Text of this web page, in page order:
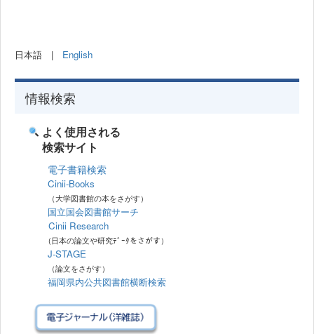
日本語 | English
情報検索
よく使用される
検索サイト
電子書籍検索
Cinii-Books
（大学図書館の本をさがす）
国立国会図書館サーチ
Cinii Research
(日本の論文や研究ﾃﾞｰﾀをさがす）
J-STAGE
（論文をさがす）
福岡県内公共図書館横断検索